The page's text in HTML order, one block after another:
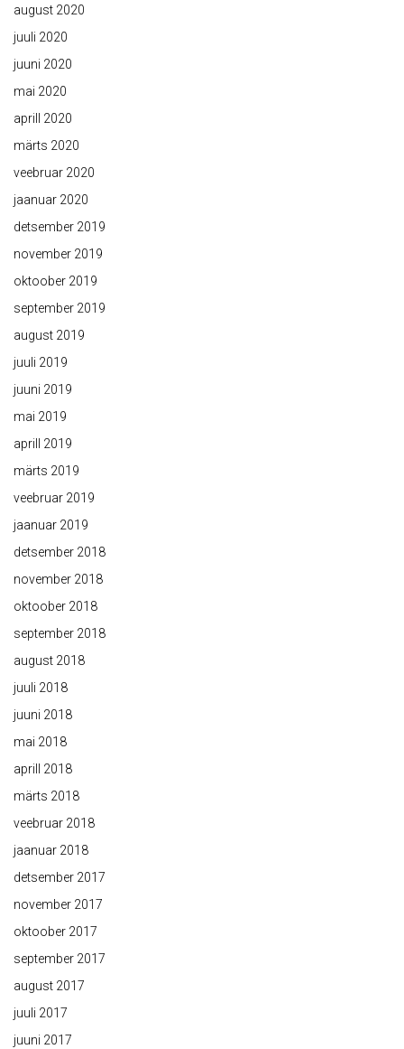
august 2020
juuli 2020
juuni 2020
mai 2020
aprill 2020
märts 2020
veebruar 2020
jaanuar 2020
detsember 2019
november 2019
oktoober 2019
september 2019
august 2019
juuli 2019
juuni 2019
mai 2019
aprill 2019
märts 2019
veebruar 2019
jaanuar 2019
detsember 2018
november 2018
oktoober 2018
september 2018
august 2018
juuli 2018
juuni 2018
mai 2018
aprill 2018
märts 2018
veebruar 2018
jaanuar 2018
detsember 2017
november 2017
oktoober 2017
september 2017
august 2017
juuli 2017
juuni 2017